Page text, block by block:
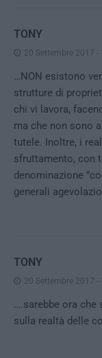
TONY
20 Settembre 2017 -
…NON esistono
strutture di
chi vi lavora,
ma che non sono
tutele. Inoltre, i
sfruttamento, con
denominazione
generali
TONY
20 Settembre 2017 -
….sarebbe ora che
sulla realtà delle